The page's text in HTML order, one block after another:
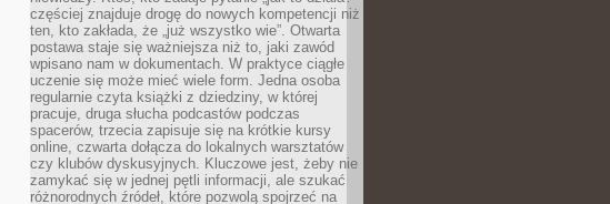
częściej znajduje drogę do nowych kompetencji niż
ten, kto zakłada, że „już wszystko wie”. Otwarta
postawa staje się ważniejsza niż to, jaki zawód
wpisano nam w dokumentach. W praktyce ciągłe
uczenie się może mieć wiele form. Jedna osoba
regularnie czyta książki z dziedziny, w której
pracuje, druga słucha podcastów podczas
spacerów, trzecia zapisuje się na krótkie kursy
online, czwarta dołącza do lokalnych warsztatów
czy klubów dyskusyjnych. Kluczowe jest, żeby nie
zamykać się w jednej pętli informacji, ale szukać
różnorodnych źródeł, które pozwolą spojrzeć na